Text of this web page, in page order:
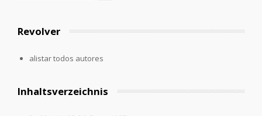
Revolver
alistar todos autores
Inhaltsverzeichnis